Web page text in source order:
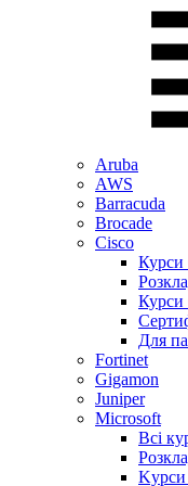
Aruba
AWS
Barracuda
Brocade
Cisco
Курси
Курси
Для
Fortinet
Gigamon
Juniper
Microsoft
Всі
Kyрси